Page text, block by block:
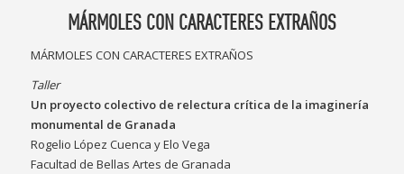
MÁRMOLES CON CARACTERES EXTRAÑOS
MÁRMOLES CON CARACTERES EXTRAÑOS
Taller
Un proyecto colectivo de relectura crítica de la imaginería
monumental de Granada
Rogelio López Cuenca y Elo Vega
Facultad de Bellas Artes de Granada